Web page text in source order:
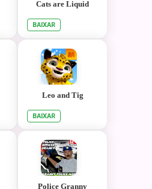
Cats are Liquid
BAIXAR
Leo and Tig
BAIXAR
Police Granny